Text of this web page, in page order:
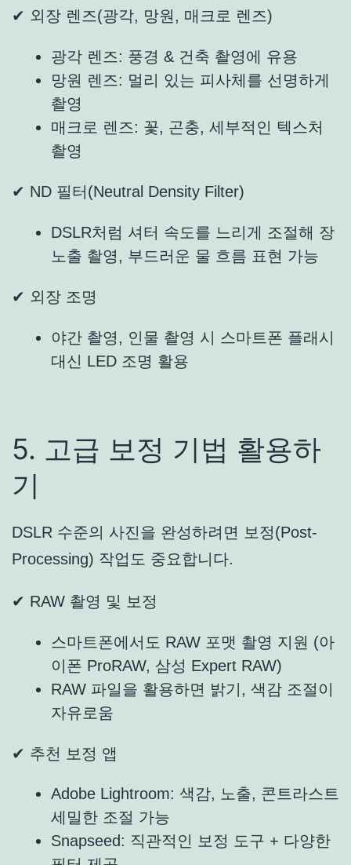
✔ 외장 렌즈(광각, 망원, 매크로 렌즈)
광각 렌즈: 풍경 & 건축 촬영에 유용
망원 렌즈: 멀리 있는 피사체를 선명하게
촬영
매크로 렌즈: 꽃, 곤충, 세부적인 텍스처
촬영
✔ ND 필터(Neutral Density Filter)
DSLR처럼 셔터 속도를 느리게 조절해 장
노출 촬영, 부드러운 물 흐름 표현 가능
✔ 외장 조명
야간 촬영, 인물 촬영 시 스마트폰 플래시
대신 LED 조명 활용
5. 고급 보정 기법 활용하
기
DSLR 수준의 사진을 완성하려면 보정(Post-
Processing) 작업도 중요합니다.
✔ RAW 촬영 및 보정
스마트폰에서도 RAW 포맷 촬영 지원 (아
이폰 ProRAW, 삼성 Expert RAW)
RAW 파일을 활용하면 밝기, 색감 조절이
자유로움
✔ 추천 보정 앱
Adobe Lightroom: 색감, 노출, 콘트라스트
세밀한 조절 가능
Snapseed: 직관적인 보정 도구 + 다양한